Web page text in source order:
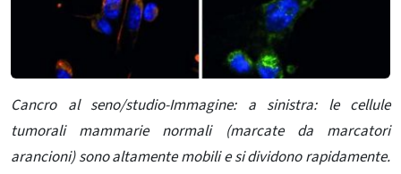
Cancro al seno/studio-Immagine: a sinistra: le cellule
tumorali mammarie normali (marcate da marcatori
arancioni) sono altamente mobili e si dividono rapidamente.